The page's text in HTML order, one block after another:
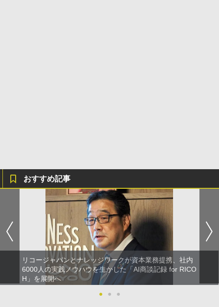
おすすめ記事
リコージャパンとナレッジワークが資本業務提携、社内
6000人の実践ノウハウを生かした「AI商談記録 for RICO
H」を展開へ
●
● ●